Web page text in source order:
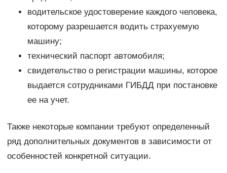
водительское удостоверение каждого человека,
которому разрешается водить страхуемую
машину;
технический паспорт автомобиля;
свидетельство о регистрации машины, которое
выдается сотрудниками ГИБДД при постановке
ее на учет.
Также некоторые компании требуют определенный
ряд дополнительных документов в зависимости от
особенностей конкретной ситуации.